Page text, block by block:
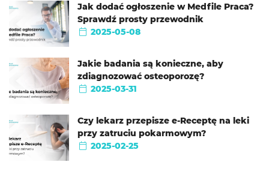
Jak dodać ogłoszenie w Medfile Praca?
Sprawdź prosty przewodnik
2025-05-08
Jakie badania są konieczne, aby
zdiagnozować osteoporozę?
2025-03-31
Czy lekarz przepisze e-Receptę na leki
przy zatruciu pokarmowym?
2025-02-25